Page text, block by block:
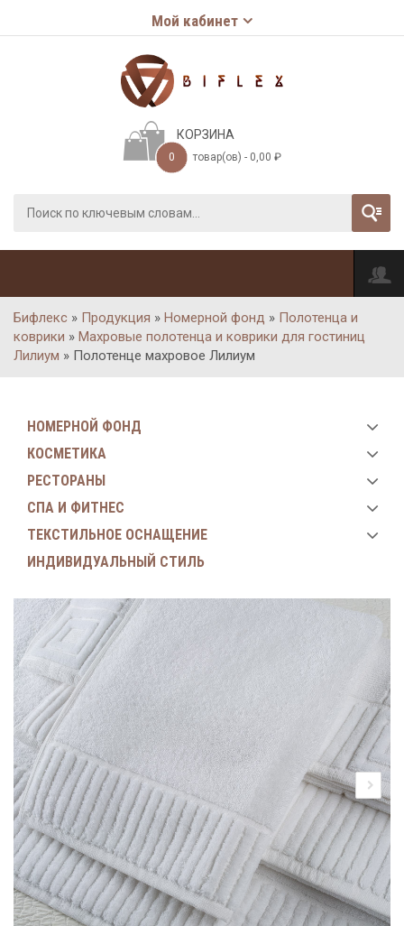
Мой кабинет
КОРЗИНА
0 товар(ов) - 0,00 ₽
Бифлекс » Продукция » Номерной фонд » Полотенца и
коврики » Махровые полотенца и коврики для гостиниц
Лилиум » Полотенце махровое Лилиум
НОМЕРНОЙ ФОНД
КОСМЕТИКА
РЕСТОРАНЫ
СПА И ФИТНЕС
ТЕКСТИЛЬНОЕ ОСНАЩЕНИЕ
ИНДИВИДУАЛЬНЫЙ СТИЛЬ
Next